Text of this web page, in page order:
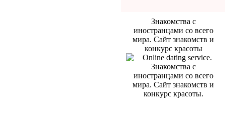
Знакомства с
иностранцами со всего
мира. Сайт знакомств и
конкурс красоты